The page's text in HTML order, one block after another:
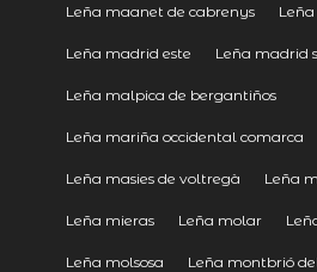
Leña maanet de cabrenys
Leña madrid este Leña madrid
Leña malpica de bergantiños
Leña mariña occidental comarca
Leña masies de voltregà Leña
Leña mieras Leña molar
Leña molsosa Leña montbrió